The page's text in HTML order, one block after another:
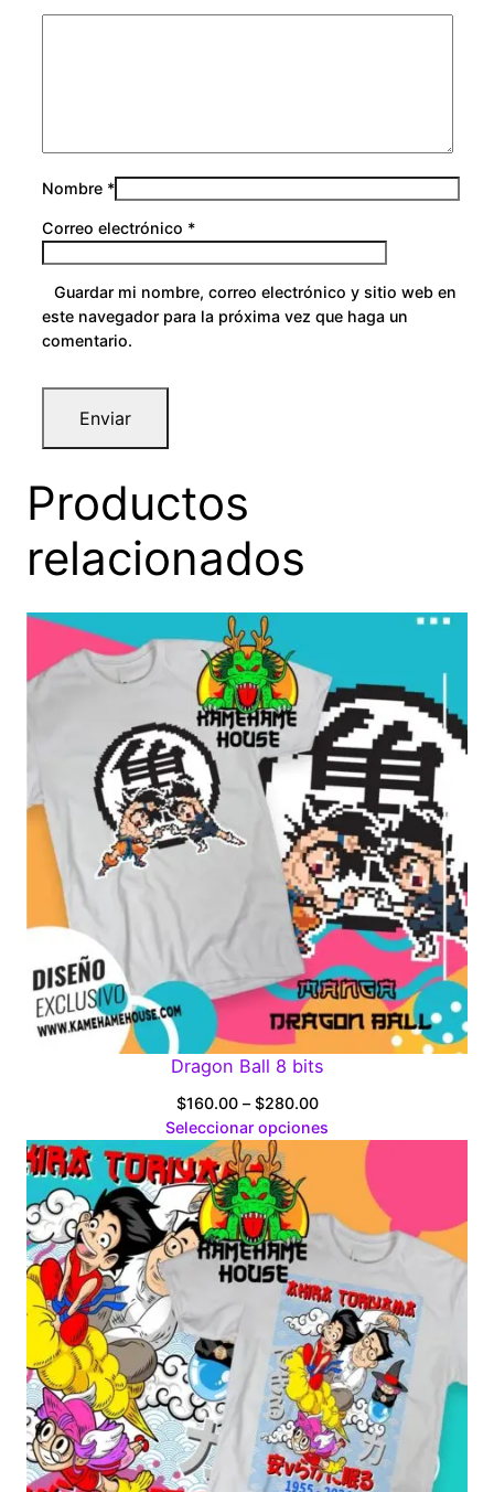
Nombre *
Correo electrónico *
Guardar mi nombre, correo electrónico y sitio web en
este navegador para la próxima vez que haga un
comentario.
Productos
relacionados
Dragon Ball 8 bits
$160.00 – $280.00Price
range:
$160.00
through
$280.00
Seleccionar opciones